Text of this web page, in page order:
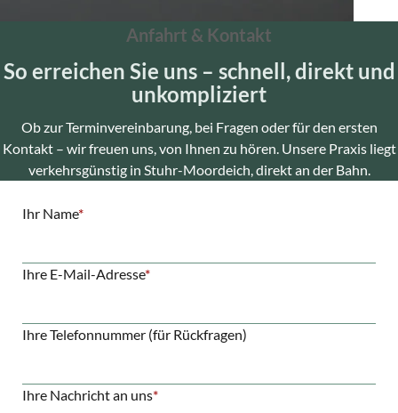
Anfahrt & Kontakt
So erreichen Sie uns – schnell, direkt und
unkompliziert
Ob zur Terminvereinbarung, bei Fragen oder für den ersten
Kontakt – wir freuen uns, von Ihnen zu hören. Unsere Praxis liegt
verkehrsgünstig in Stuhr-Moordeich, direkt an der Bahn.
Pflichtfeld
Ihr Name*
Pflichtfeld
Ihre E-Mail-Adresse*
Ihre Telefonnummer (für Rückfragen)
Pflichtfeld
Ihre Nachricht an uns*